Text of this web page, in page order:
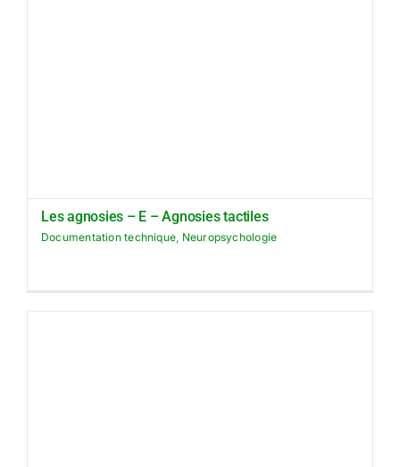
Les agnosies – E – Agnosies tactiles
Documentation technique, Neuropsychologie